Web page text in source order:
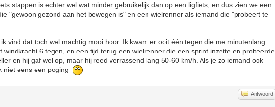
stappen is echter wel wat minder gebruikelijk dan op een ligfiets, en dus zien we een
"gewoon gezond aan het bewegen is" en een wielrenner als iemand die "probeert te
vind dat toch wel machtig mooi hoor. Ik kwam er ooit één tegen die me minutenlang
windkracht 6 tegen, en een tijd terug een wielrenner die een sprint inzette en probeerde
en hij gaf wel op, maar hij reed verrassend lang 50-60 km/h. Als je zo iemand ook
niet eens een poging
Antwoord